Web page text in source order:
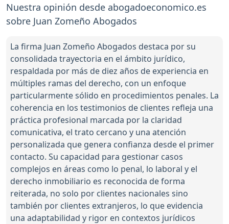
Nuestra opinión desde abogadoeconomico.es
sobre Juan Zomeño Abogados
La firma Juan Zomeño Abogados destaca por su
consolidada trayectoria en el ámbito jurídico,
respaldada por más de diez años de experiencia en
múltiples ramas del derecho, con un enfoque
particularmente sólido en procedimientos penales. La
coherencia en los testimonios de clientes refleja una
práctica profesional marcada por la claridad
comunicativa, el trato cercano y una atención
personalizada que genera confianza desde el primer
contacto. Su capacidad para gestionar casos
complejos en áreas como lo penal, lo laboral y el
derecho inmobiliario es reconocida de forma
reiterada, no solo por clientes nacionales sino
también por clientes extranjeros, lo que evidencia
una adaptabilidad y rigor en contextos jurídicos